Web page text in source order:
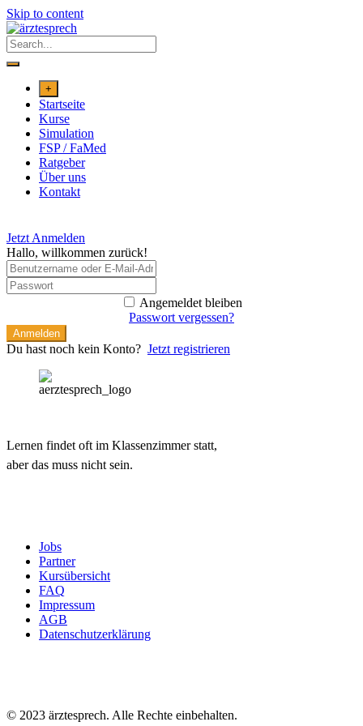
Skip to content
+
Startseite
Kurse
Simulation
FSP / FaMed
Ratgeber
Über uns
Kontakt
Jetzt Anmelden
Hallo, willkommen zurück!
Angemeldet bleiben
Passwort vergessen?
Anmelden
Du hast noch kein Konto? Jetzt registrieren
Lernen findet oft im Klassenzimmer statt,
aber das muss nicht sein.
Jobs
Partner
Kursübersicht
FAQ
Impressum
AGB
Datenschutzerklärung
© 2023 ärztesprech. Alle Rechte einbehalten.